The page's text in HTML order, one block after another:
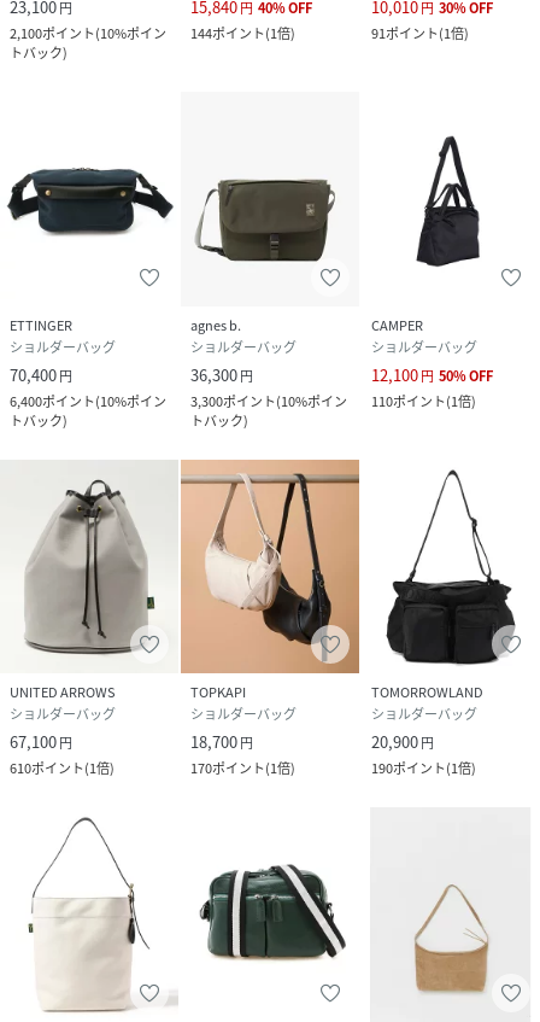
23,100円
2,100ポイント(10%ポイン
トバック)
15,840円 40%OFF
144ポイント(1倍)
10,010円 30%OFF
91ポイント(1倍)
ETTINGER
ショルダーバッグ
70,400円
6,400ポイント(10%ポイン
トバック)
agnes b.
ショルダーバッグ
36,300円
3,300ポイント(10%ポイン
トバック)
CAMPER
ショルダーバッグ
12,100円 50%OFF
110ポイント(1倍)
UNITED ARROWS
ショルダーバッグ
67,100円
610ポイント(1倍)
TOPKAPI
ショルダーバッグ
18,700円
170ポイント(1倍)
TOMORROWLAND
ショルダーバッグ
20,900円
190ポイント(1倍)